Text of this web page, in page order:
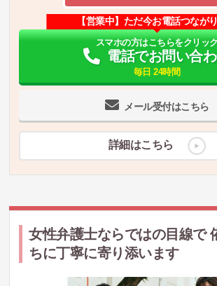
メール受付はこちら
【営業中】ただ今お電話つなが
スマホの方はこちらをクリック
電話でお問い合
毎日 24時間
詳細はこちら
女性弁護士ならではの目線で
ちに丁寧に寄り添います